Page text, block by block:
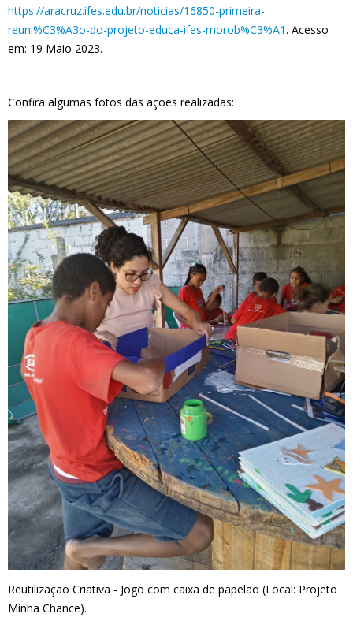
https://aracruz.ifes.edu.br/noticias/16850-primeira-
reuni%C3%A3o-do-projeto-educa-ifes-morob%C3%A1. Acesso
em: 19 Maio 2023.
Confira algumas fotos das ações realizadas:
Reutilização Criativa - Jogo com caixa de papelão (Local: Projeto
Minha Chance).